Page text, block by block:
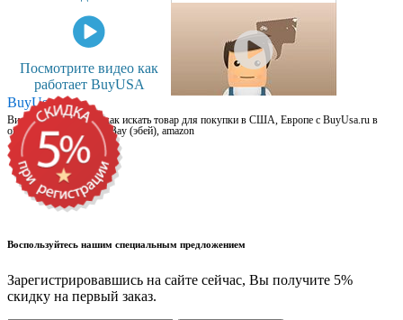
Посмотрите видео как
работает BuyUSA
BuyUsa.ru
Видео для новичков: как искать товар для покупки в США, Европе с BuyUsa.ru в
онлайн магазинах, на eBay (эбей), amazon
Воспользуйтесь нашим специальным предложением
Зарегистрировавшись на сайте сейчас, Вы получите 5%
скидку на первый заказ.